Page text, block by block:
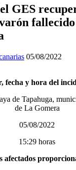
GES
fallecido
05/08/2022
fecha y hora del
de Tapahuga,
de La Gomera
05/08/2022
15:29 horas
afectados